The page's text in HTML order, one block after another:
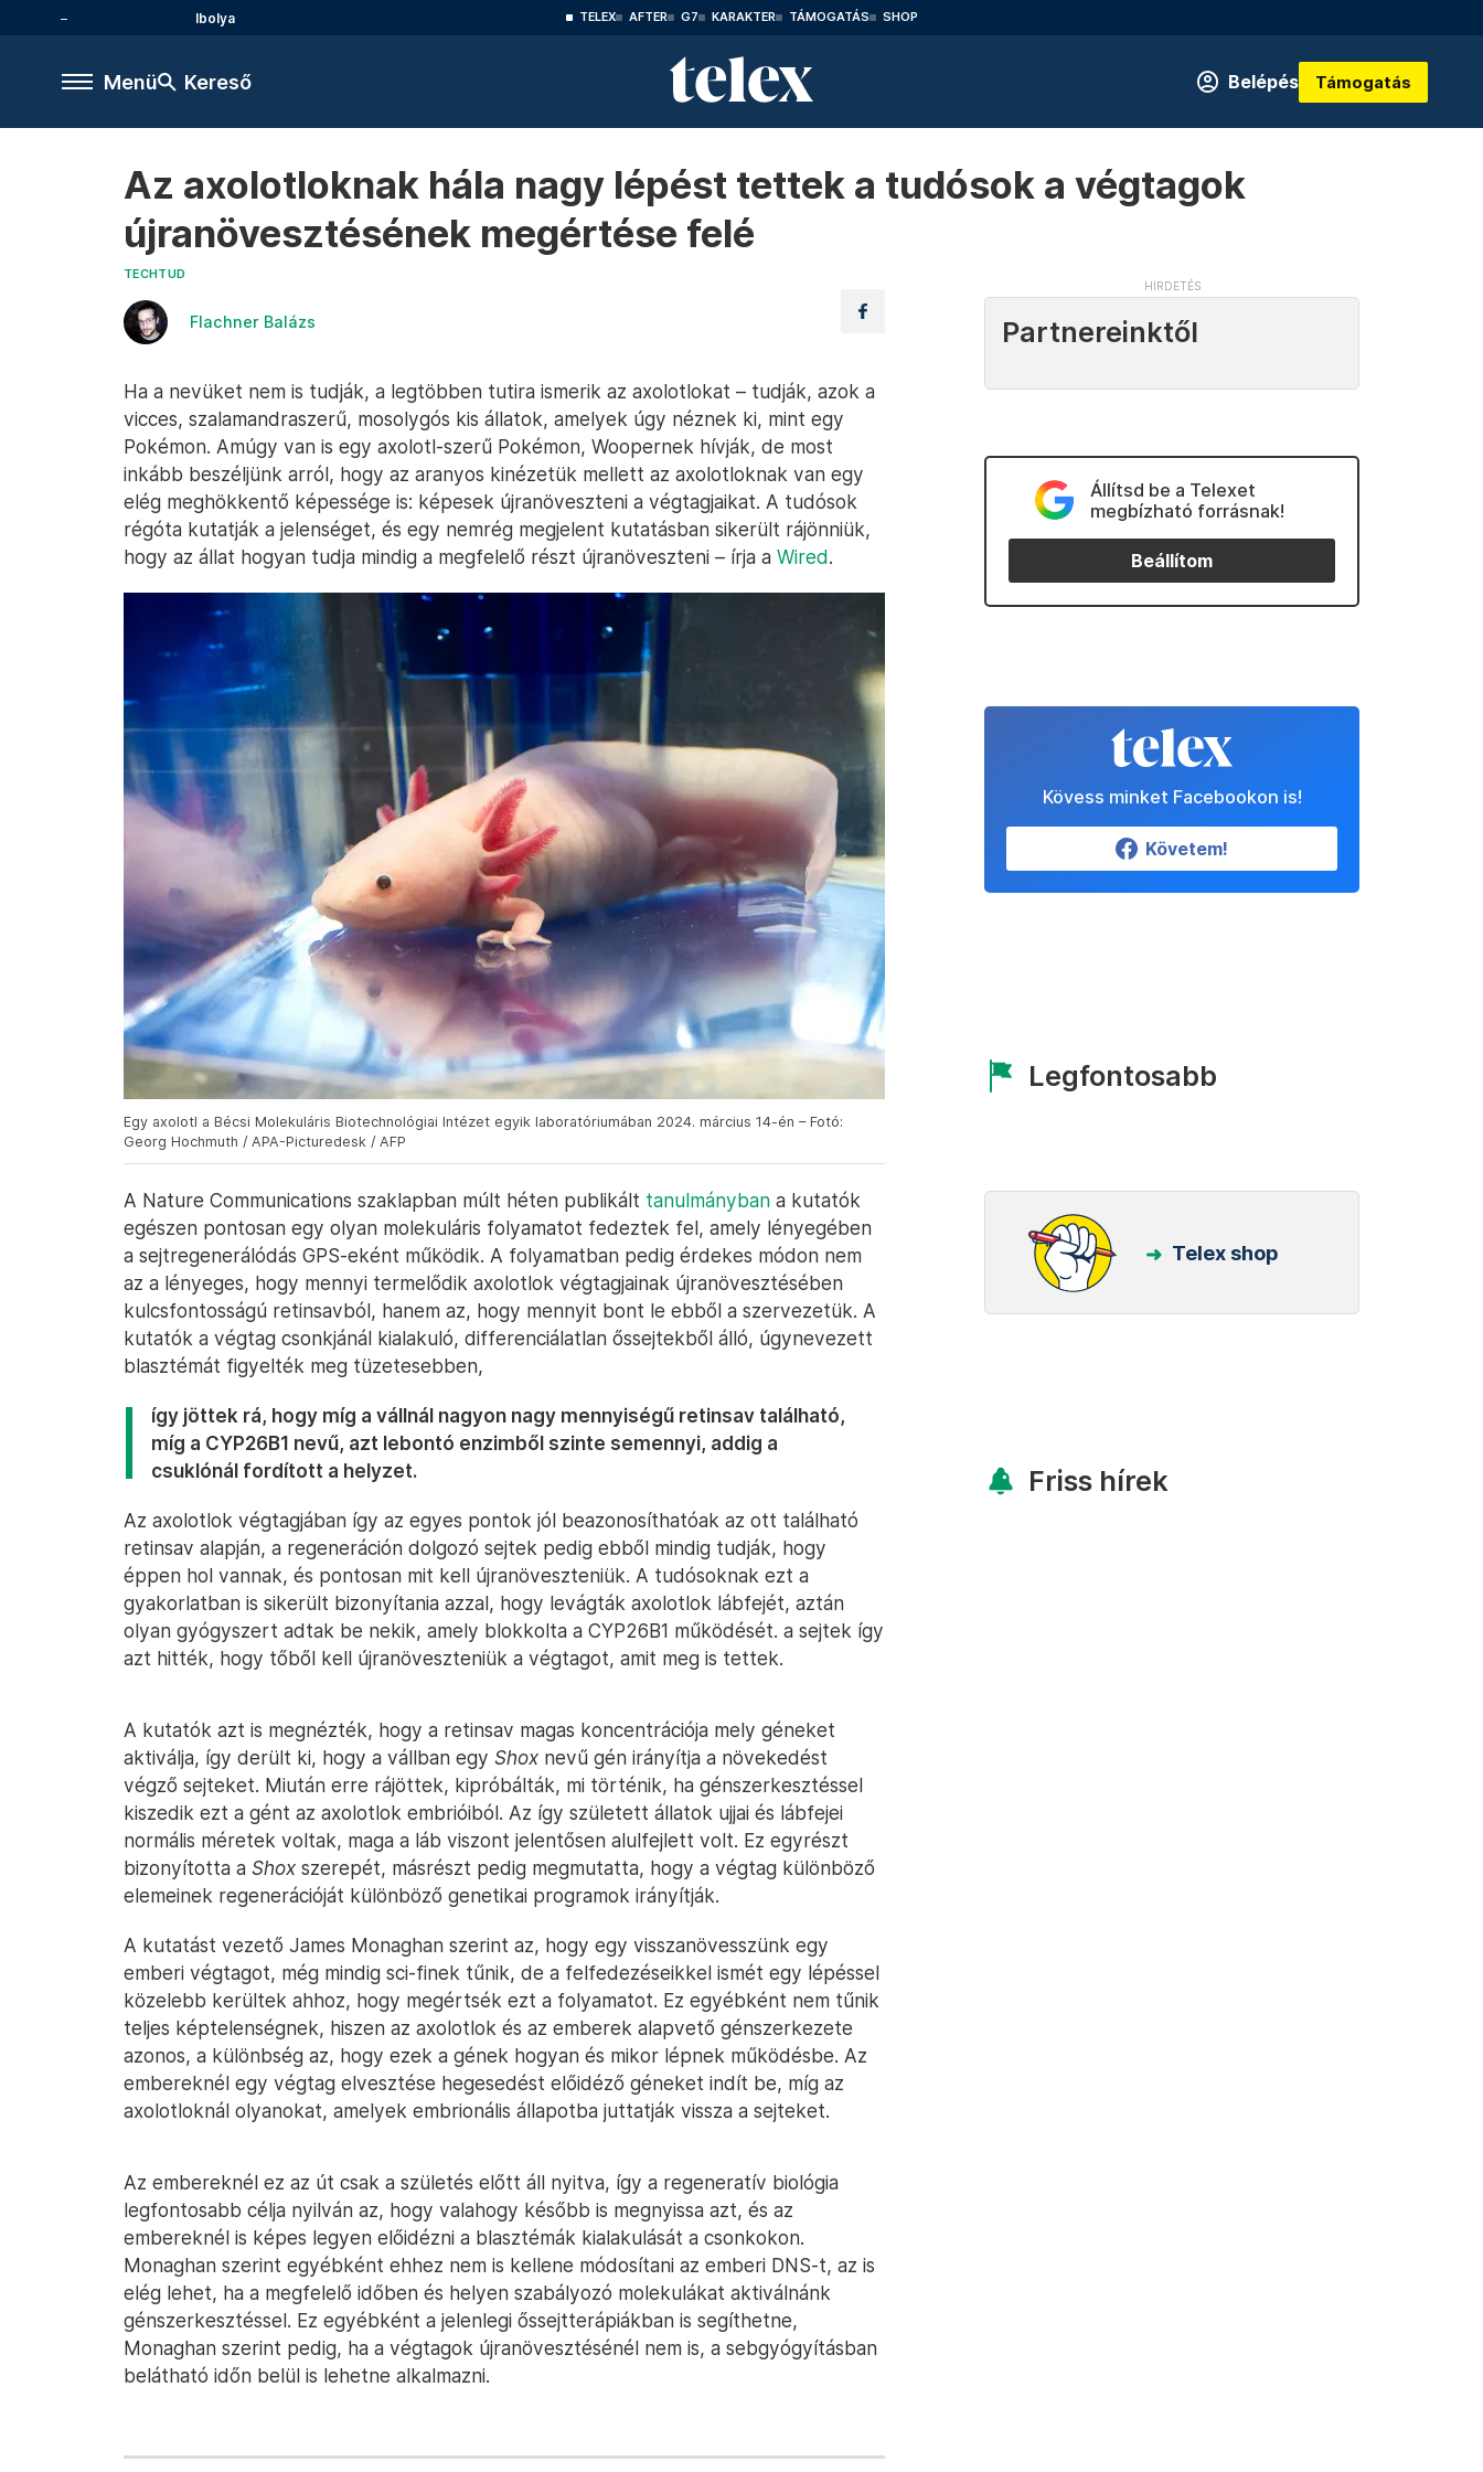
Ibolya TELEX AFTER G7 KARAKTER TÁMOGATÁS SHOP
Menü Kereső Belépés Támogatás
Az axolotloknak hála nagy lépést tettek a tudósok a végtagok
újranövesztésének megértése felé
TECHTUD
Flachner Balázs
Ha a nevüket nem is tudják, a legtöbben tutira ismerik az axolotlokat – tudják, azok a
vicces, szalamandraszerű, mosolygós kis állatok, amelyek úgy néznek ki, mint egy
Pokémon. Amúgy van is egy axolotl-szerű Pokémon, Woopernek hívják, de most
inkább beszéljünk arról, hogy az aranyos kinézetük mellett az axolotloknak van egy
elég meghökkentő képessége is: képesek újranöveszteni a végtagjaikat. A tudósok
régóta kutatják a jelenséget, és egy nemrég megjelent kutatásban sikerült rájönniük,
hogy az állat hogyan tudja mindig a megfelelő részt újranöveszteni – írja a Wired.
Egy axolotl a Bécsi Molekuláris Biotechnológiai Intézet egyik laboratóriumában 2024. március 14-én – Fotó:
Georg Hochmuth / APA-Picturedesk / AFP
A Nature Communications szaklapban múlt héten publikált tanulmányban a kutatók
egészen pontosan egy olyan molekuláris folyamatot fedeztek fel, amely lényegében
a sejtregenerálódás GPS-eként működik. A folyamatban pedig érdekes módon nem
az a lényeges, hogy mennyi termelődik axolotlok végtagjainak újranövesztésében
kulcsfontosságú retinsavból, hanem az, hogy mennyit bont le ebből a szervezetük. A
kutatók a végtag csonkjánál kialakuló, differenciálatlan őssejtekből álló, úgynevezett
blasztémát figyelték meg tüzetesebben,
így jöttek rá, hogy míg a vállnál nagyon nagy mennyiségű retinsav található,
míg a CYP26B1 nevű, azt lebontó enzimből szinte semennyi, addig a
csuklónál fordított a helyzet.
Az axolotlok végtagjában így az egyes pontok jól beazonosíthatóak az ott található
retinsav alapján, a regeneráción dolgozó sejtek pedig ebből mindig tudják, hogy
éppen hol vannak, és pontosan mit kell újranöveszteniük. A tudósoknak ezt a
gyakorlatban is sikerült bizonyítania azzal, hogy levágták axolotlok lábfejét, aztán
olyan gyógyszert adtak be nekik, amely blokkolta a CYP26B1 működését. a sejtek így
azt hitték, hogy tőből kell újranöveszteniük a végtagot, amit meg is tettek.
A kutatók azt is megnézték, hogy a retinsav magas koncentrációja mely géneket
aktiválja, így derült ki, hogy a vállban egy Shox nevű gén irányítja a növekedést
végző sejteket. Miután erre rájöttek, kipróbálták, mi történik, ha génszerkesztéssel
kiszedik ezt a gént az axolotlok embrióiból. Az így született állatok ujjai és lábfejei
normális méretek voltak, maga a láb viszont jelentősen alulfejlett volt. Ez egyrészt
bizonyította a Shox szerepét, másrészt pedig megmutatta, hogy a végtag különböző
elemeinek regenerációját különböző genetikai programok irányítják.
A kutatást vezető James Monaghan szerint az, hogy egy visszanövesszünk egy
emberi végtagot, még mindig sci-finek tűnik, de a felfedezéseikkel ismét egy lépéssel
közelebb kerültek ahhoz, hogy megértsék ezt a folyamatot. Ez egyébként nem tűnik
teljes képtelenségnek, hiszen az axolotlok és az emberek alapvető génszerkezete
azonos, a különbség az, hogy ezek a gének hogyan és mikor lépnek működésbe. Az
embereknél egy végtag elvesztése hegesedést előidéző géneket indít be, míg az
axolotloknál olyanokat, amelyek embrionális állapotba juttatják vissza a sejteket.
Az embereknél ez az út csak a születés előtt áll nyitva, így a regeneratív biológia
legfontosabb célja nyilván az, hogy valahogy később is megnyissa azt, és az
embereknél is képes legyen előidézni a blasztémák kialakulását a csonkokon.
Monaghan szerint egyébként ehhez nem is kellene módosítani az emberi DNS-t, az is
elég lehet, ha a megfelelő időben és helyen szabályozó molekulákat aktiválnánk
génszerkesztéssel. Ez egyébként a jelenlegi őssejtterápiákban is segíthetne,
Monaghan szerint pedig, ha a végtagok újranövesztésénél nem is, a sebgyógyításban
belátható időn belül is lehetne alkalmazni.
Partnereinktől
Állítsd be a Telexet
megbízható forrásnak!
Beállítom
Kövess minket Facebookon is!
Követem!
Legfontosabb
Telex shop
Friss hírek